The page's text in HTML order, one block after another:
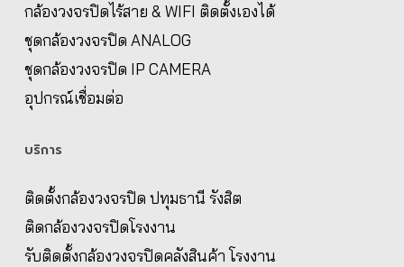
กล้องวงจรปิดไร้สาย & WIFI ติดตั้งเองได้
ชุดกล้องวงจรปิด ANALOG
ชุดกล้องวงจรปิด IP CAMERA
อุปกรณ์เชื่อมต่อ
บริการ
ติดตั้งกล้องวงจรปิด ปทุมธานี รังสิต
ติดกล้องวงจรปิดโรงงาน
รับติดตั้งกล้องวงจรปิดคลังสินค้า โรงงาน